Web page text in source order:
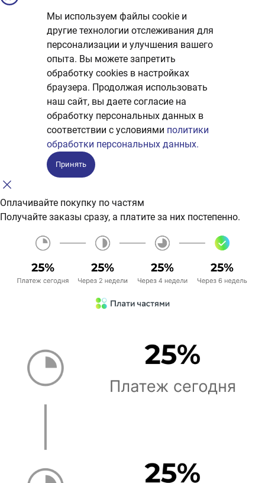
Мы используем файлы cookie и
другие технологии отслеживания для
персонализации и улучшения вашего
опыта. Вы можете запретить
обработку сookies в настройках
браузера. Продолжая использовать
наш сайт, вы даете согласие на
обработку персональных данных в
соответствии с условиями политики
обработки персональных данных.
Принять
Оплачивайте покупку по частям
Получайте заказы сразу, а платите за них постепенно.